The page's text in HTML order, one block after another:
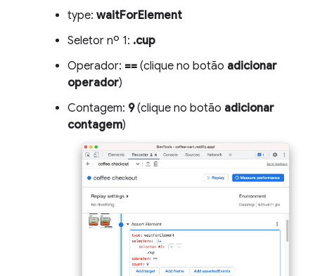
type: waitForElement
Seletor nº 1: .cup
Operador: == (clique no botão adicionar
operador)
Contagem: 9(clique no botão adicionar
contagem)